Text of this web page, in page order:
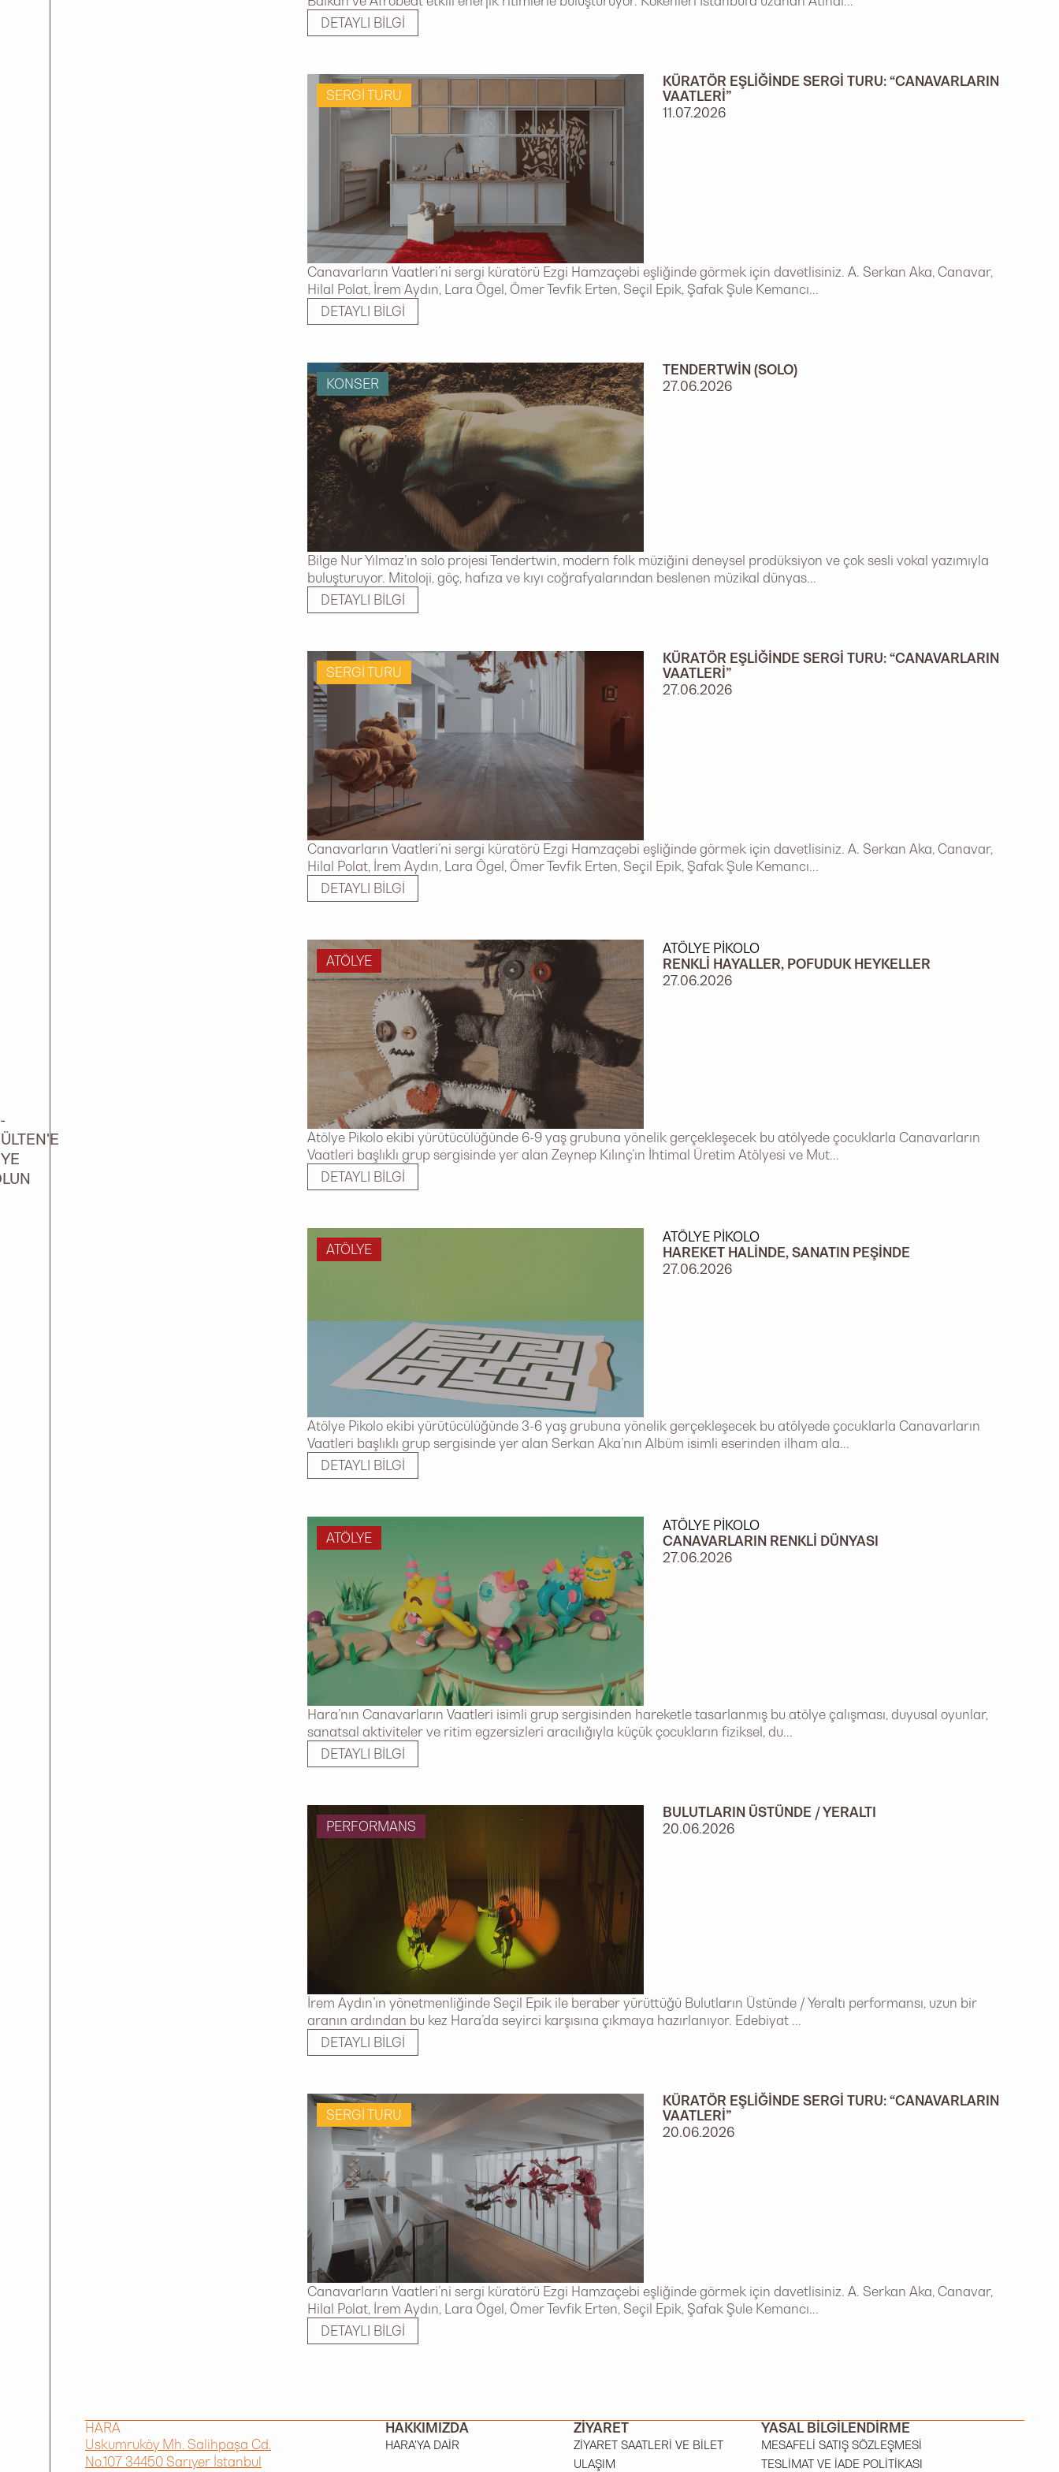
DETAYLI BILGI
SERGI TURU
KÜRATÖR EŞLIĞINDE SERGI TURU: “CANAVARLARIN
VAATLERI”
11.07.2026
Canavarların Vaatleri’ni sergi küratörü Ezgi Hamzaçebi eşliğinde görmek için davetlisiniz. A. Serkan Aka, Canavar,
Hilal Polat, İrem Aydın, Lara Ögel, Ömer Tevfik Erten, Seçil Epik, Şafak Şule Kemancı...
DETAYLI BILGI
KONSER
TENDERTWIN (SOLO)
27.06.2026
Bilge Nur Yılmaz’ın solo projesi Tendertwin, modern folk müziğini deneysel prodüksiyon ve çok sesli vokal yazımıyla
buluşturuyor. Mitoloji, göç, hafıza ve kıyı coğrafyalarından beslenen müzikal dünyas...
DETAYLI BILGI
SERGI TURU
KÜRATÖR EŞLIĞINDE SERGI TURU: “CANAVARLARIN
VAATLERI”
27.06.2026
Canavarların Vaatleri’ni sergi küratörü Ezgi Hamzaçebi eşliğinde görmek için davetlisiniz. A. Serkan Aka, Canavar,
Hilal Polat, İrem Aydın, Lara Ögel, Ömer Tevfik Erten, Seçil Epik, Şafak Şule Kemancı...
DETAYLI BILGI
ATÖLYE
ATÖLYE PIKOLO
RENKLI HAYALLER, POFUDUK HEYKELLER
27.06.2026
Atölye Pikolo ekibi yürütücülüğünde 6-9 yaş grubuna yönelik gerçekleşecek bu atölyede çocuklarla Canavarların
Vaatleri başlıklı grup sergisinde yer alan Zeynep Kılınç’ın İhtimal Üretim Atölyesi ve Mut...
DETAYLI BILGI
ATÖLYE
ATÖLYE PIKOLO
HAREKET HALINDE, SANATIN PEŞINDE
27.06.2026
Atölye Pikolo ekibi yürütücülüğünde 3-6 yaş grubuna yönelik gerçekleşecek bu atölyede çocuklarla Canavarların
Vaatleri başlıklı grup sergisinde yer alan Serkan Aka’nın Albüm isimli eserinden ilham ala...
DETAYLI BILGI
ATÖLYE
ATÖLYE PIKOLO
CANAVARLARIN RENKLI DÜNYASI
27.06.2026
Hara’nın Canavarların Vaatleri isimli grup sergisinden hareketle tasarlanmış bu atölye çalışması, duyusal oyunlar,
sanatsal aktiviteler ve ritim egzersizleri aracılığıyla küçük çocukların fiziksel, du...
DETAYLI BILGI
PERFORMANS
BULUTLARIN ÜSTÜNDE / YERALTI
20.06.2026
İrem Aydın’ın yönetmenliğinde Seçil Epik ile beraber yürüttüğü Bulutların Üstünde / Yeraltı performansı, uzun bir
aranın ardından bu kez Hara’da seyirci karşısına çıkmaya hazırlanıyor. Edebiyat ...
DETAYLI BILGI
SERGI TURU
KÜRATÖR EŞLIĞINDE SERGI TURU: “CANAVARLARIN
VAATLERI”
20.06.2026
Canavarların Vaatleri’ni sergi küratörü Ezgi Hamzaçebi eşliğinde görmek için davetlisiniz. A. Serkan Aka, Canavar,
Hilal Polat, İrem Aydın, Lara Ögel, Ömer Tevfik Erten, Seçil Epik, Şafak Şule Kemancı...
DETAYLI BILGI
HARA
Uskumruköy Mh. Salihpaşa Cd.
No.107 34450 Sarıyer İstanbul
HAKKIMIZDA
HARA'YA DAIR
ZIYARET
ZIYARET SAATLERI VE BILET
ULAŞIM
YASAL BILGILENDIRME
MESAFELI SATIŞ SÖZLEŞMESI
TESLIMAT VE İADE POLITIKASI